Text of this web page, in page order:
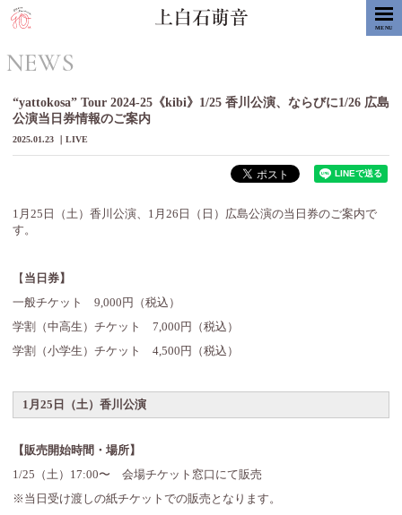
MENU
NEWS
“yattokosa” Tour 2024-25《kibi》1/25 香川公演、ならびに1/26 広島
公演当日券情報のご案内
2025.01.23 LIVE
1月25日（土）香川公演、1月26日（日）広島公演の当日券のご案内で
す。
【 当日券】
一般チケット 9,000円（税込）
学割（中高生）チケット 7,000円（税込）
学割（小学生）チケット 4,500円（税込）
1月25日（土）香川公演
【販売開始時間・場所】
1/25（土）17:00〜 会場チケット窓口にて販売
※当日受け渡しの紙チケットでの販売となります。